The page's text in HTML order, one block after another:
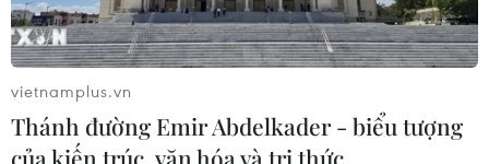
Honda tung mẫu BR-V mới dành cho các
thị trường châu Á
30/06/2015 07:33
Sau mẫu HR-V subcompact, hãng sản xuất xe hơi
Honda của Nhật Bản lại chuẩn bị tung ra một mẫu xe
vietnamplus.vn
Thánh đường Emir Abdelkader - biểu tượng
của kiến trúc, văn hóa và tri thức